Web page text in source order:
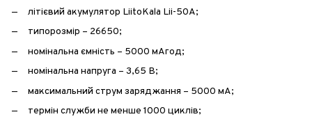
літієвий акумулятор LiitoKala Lii-50A;
типорозмір – 26650;
номінальна ємність – 5000 мАгод;
номінальна напруга – 3,65 В;
максимальний струм заряджання – 5000 мА;
термін служби не менше 1000 циклів;